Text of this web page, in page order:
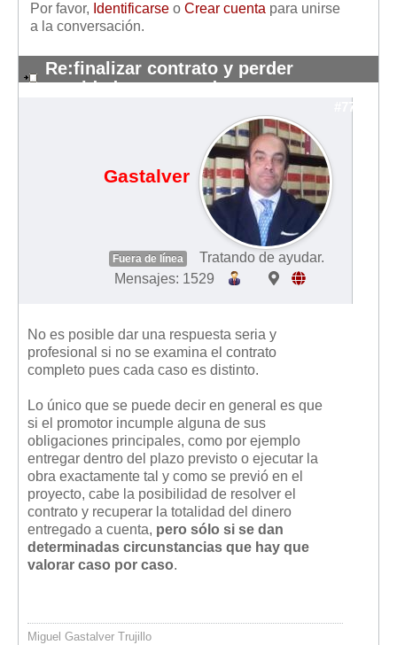
Por favor, Identificarse o Crear cuenta para unirse
a la conversación.
Re:finalizar contrato y perder
cantidades entregadas
#7752
Gastalver
Fuera de línea
Tratando de ayudar.
Mensajes: 1529
No es posible dar una respuesta seria y
profesional si no se examina el contrato
completo pues cada caso es distinto.
Lo único que se puede decir en general es que
si el promotor incumple alguna de sus
obligaciones principales, como por ejemplo
entregar dentro del plazo previsto o ejecutar la
obra exactamente tal y como se previó en el
proyecto, cabe la posibilidad de resolver el
contrato y recuperar la totalidad del dinero
entregado a cuenta, pero sólo si se dan
determinadas circunstancias que hay que
valorar caso por caso.
Miguel Gastalver Trujillo